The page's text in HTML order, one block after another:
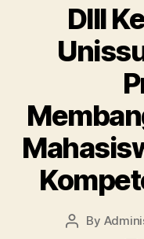
DIII
Post
By